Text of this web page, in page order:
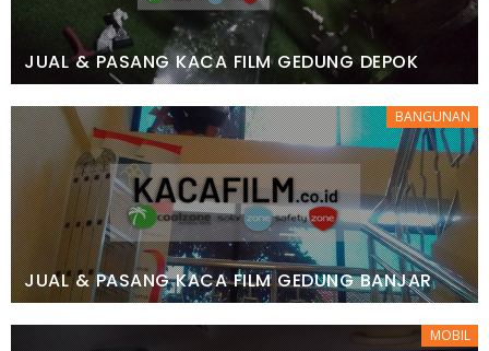
JUAL & PASANG KACA FILM GEDUNG DEPOK
BANGUNAN
JUAL & PASANG KACA FILM GEDUNG BANJAR
MOBIL